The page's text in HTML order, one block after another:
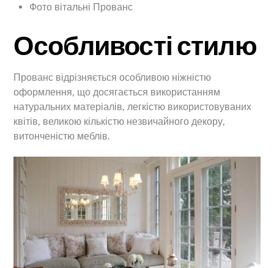
Фото вітальні Прованс
Особливості стилю
Прованс відрізняється особливою ніжністю
оформлення, що досягається використанням
натуральних матеріалів, легкістю використовуваних
квітів, великою кількістю незвичайного декору,
витонченістю меблів.